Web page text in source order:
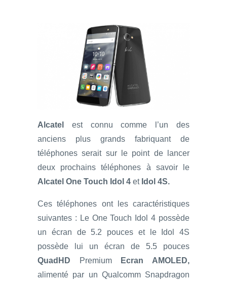
Alcatel
est connu comme l’un des
anciens plus grands fabriquant de
téléphones serait sur le point de lancer
deux prochains téléphones à savoir le
Alcatel One Touch Idol 4 et Idol 4S.
Ces téléphones ont les caractéristiques
suivantes : Le One Touch Idol 4 possède
un écran de 5.2 pouces et le Idol 4S
possède lui un écran de 5.5 pouces
QuadHD Premium
Ecran AMOLED,
alimenté par un Qualcomm Snapdragon